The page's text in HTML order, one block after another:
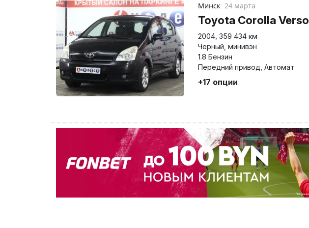
Минск 24 марта
Toyota Corolla Verso
2004, 359 434 км
Черный минивэн
1.8 Бензин
Передний привод Автомат
+17 опции